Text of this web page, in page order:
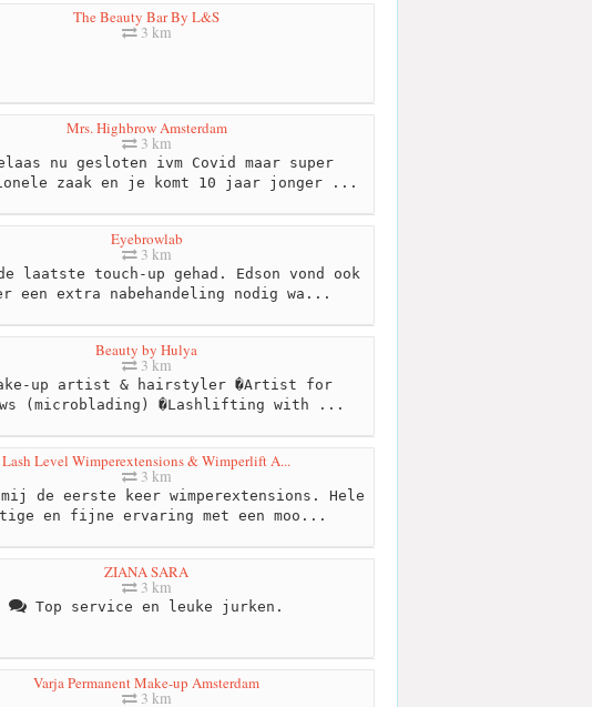
The Beauty Bar By L&S
3 km
Mrs. Highbrow Amsterdam
3 km
nu gesloten ivm Covid maar super
zaak en je komt 10 jaar jonger ...
Eyebrowlab
3 km
laatste touch-up gehad. Edson vond ook
een extra nabehandeling nodig wa...
Beauty by Hulya
3 km
up artist & hairstyler �Artist for
(microblading) �Lashlifting with ...
Lash Level Wimperextensions & Wimperlift A...
3 km
de eerste keer wimperextensions. Hele
en fijne ervaring met een moo...
ZIANA SARA
3 km
Top service en leuke jurken.
Varja Permanent Make-up Amsterdam
3 km